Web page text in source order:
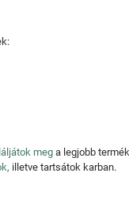
mega legjobb
illetve tartsátok karban.